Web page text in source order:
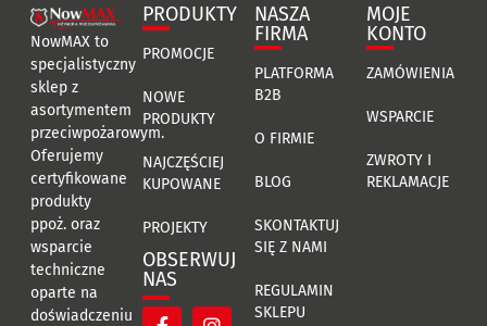
NowMAX to
specjalistyczny
sklep z
asortymentem
przeciwpożarowym.
Oferujemy
certyfikowane
produkty
ppoż. oraz
wsparcie
techniczne
oparte na
doświadczeniu
PRODUKTY
PROMOCJE
NOWE
PRODUKTY
NAJCZĘŚCIEJ
KUPOWANE
PROJEKTY
OBSERWUJ
NAS
NASZA
FIRMA
PLATFORMA
B2B
O FIRMIE
BLOG
SKONTAKTUJ
SIĘ Z NAMI
REGULAMIN
SKLEPU
MOJE
KONTO
ZAMÓWIENIA
WSPARCIE
ZWROTY I
REKLAMACJE